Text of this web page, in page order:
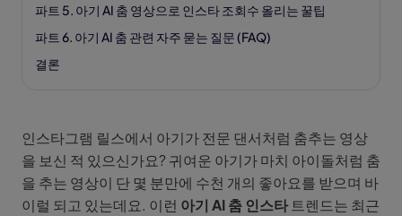
파트 5. 아기 AI 춤 영상으로 인스타 조회수 올리는 꿀팁
파트 6. 아기 AI 춤 관련 자주 묻는 질문 (FAQ)
결론
인스타그램 릴스에서 아기가 전문 댄서처럼 춤추는 영상
을 보신 적 있으신가요? 귀여운 아기가 마치 아이돌처럼 춤
을 추는 영상이 단 몇 분만에 수천 개의 좋아요를 받으며 바
이럴 되고 있는데요. 이런 아기 AI 춤 인스타 트렌드는 최근